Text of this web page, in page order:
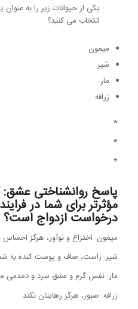
یکی از حیوانات زیر را به
انتخاب می کنید؟
میمون
شیر
مار
زرافه
*
*
*
پاسخ روانشناختی عشق:
مؤثرتر برای شما در
درخواست ازدواج است؟
میمون: اختراع و نوآور، هرگز
شیر: راست، صاف و پوست کنده به
مار: نفس گرم و عشق سرد و دمدمی
زرافه: صبور، هرگز رهایتان نکند.